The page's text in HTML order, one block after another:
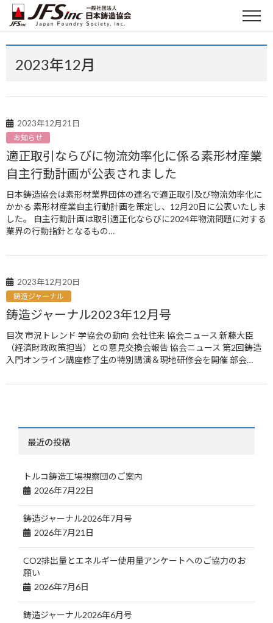
2023年12月
2023年12月21日
お知らせ
適正取引ならびに物流効率化に係る素形材産業
自主行動計画が公表されました
日本鋳造協会は素形材業界団体の連名で適正取引及び物流効率化に
かかる 素形材産業自主行動計画を策定し、12月20日に公表いたしま
した。 自主行動計画は取引適正化ならびに2024年物流問題に対する
業界の行動指針となるもの…
2023年12月20日
鋳造ジャーナル
鋳造ジャーナル2023年12月号
目次 市況トレンド 学協会の動向 会社往来 協会ニュース 新藤大臣
（経済財政政策担当）との意見交換会報告 協会ニュース 第2回鋳造
入門オンライン講座修了生の特別講演＆現地研修会を開催 部会…
最近の投稿
トルコ鋳造工場視察団のご案内
2026年7月22日
鋳造ジャーナル2026年7月号
2026年7月21日
CO2排出量とエネルギー使用量アンケートへのご協力のお
願い
2026年7月6日
鋳造ジャーナル2026年6月号